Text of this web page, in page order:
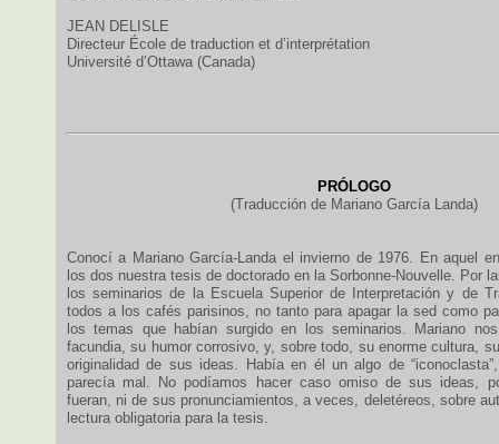
JEAN DELISLE
Directeur École de traduction et d’interprétation
Université d’Ottawa (Canada)
PRÓLOGO
(Traducción de Mariano García Landa)
Conocí a Mariano García-Landa el invierno de 1976. En aquel
los dos nuestra tesis de doctorado en la Sorbonne-Nouvelle. Por
los seminarios de la Escuela Superior de Interpretación y de
todos a los cafés parisinos, no tanto para apagar la sed como
los temas que habían surgido en los seminarios. Mariano
facundia, su humor corrosivo, y, sobre todo, su enorme cultura,
originalidad de sus ideas. Había en él un algo de
parecía mal. No podíamos hacer caso omiso de sus ideas,
fueran, ni de sus pronunciamientos, a veces, deletéreos, sobre
lectura obligatoria para la tesis.